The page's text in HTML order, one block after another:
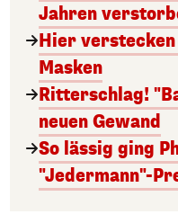
Jahren
Hier
Masken
Ritterschlag!
neuen Gewand
So lässig ging
"Jedermann"-